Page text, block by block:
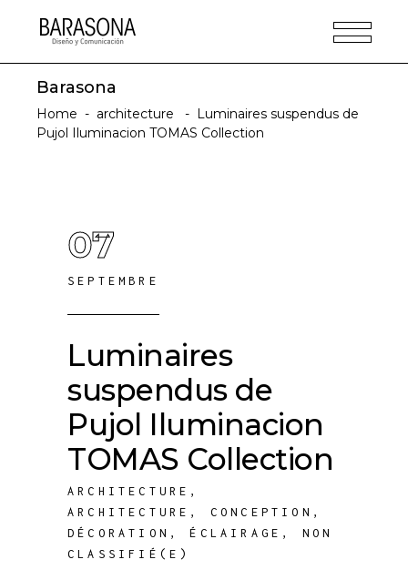
Barasona
Home - architecture - Luminaires suspendus de
Pujol Iluminacion TOMAS Collection
07
SEPTEMBRE
Luminaires
suspendus de
Pujol Iluminacion
TOMAS Collection
ARCHITECTURE ,
ARCHITECTURE , CONCEPTION ,
DÉCORATION ,ÉCLAIRAGE , NON
CLASSIFIÉ(E)